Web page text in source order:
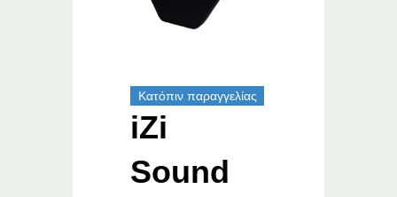
Κατόπιν παραγγελίας
iZi
Sound